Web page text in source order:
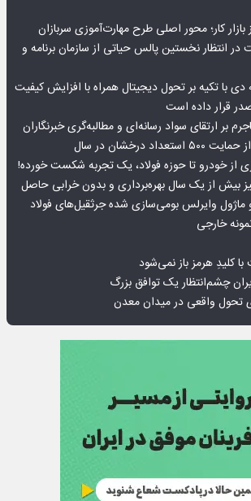
بازار کار؛ محور اصلی طرح مهارت‌آموزی سربازان
در انتظار نخستین پالس حیاتی از سازمان برنامه و
با تکیه بر تحول دیجیتال همراه با افزایش کیفیت
قرار داده است
بر ارتقای سواد رسانه‌ای و مطالبه‌گری خبرنگاران
درخشان در سال
از خودرو تا حوزه فولاد، یک تجربه شکست خورده!
بیش از یک سال بهره‌برداری و بدون خرابی حاصل
ماژول وایرلس بومی‌سازی شده جرثقیل‌های فولاد
خارجی
کلیدِ هرمز باز نمی‌شود
چشم‌انتظار یک توافق بزرگ